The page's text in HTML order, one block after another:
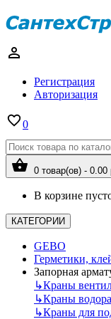
Регистрация
Авторизация
0
0 товар(ов) - 0.00
В корзине
КАТЕГОРИИ
GEBO
Герметики,
Запорная
↳Краны
↳Краны
↳Краны для